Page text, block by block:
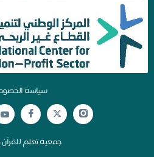
سياسة الخصوصية
جمعية تعلم للقرآن